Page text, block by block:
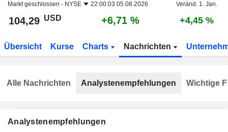
Markt geschlossen - NYSE 22:00:03 05.08.2026 Veränd. 1. Jan.
104,29 USD +6,71 % +4,45 %
Übersicht Kurse Charts Nachrichten
Analystenempfehlungen
Alle Nachrichten Analystenempfehlungen Wichtige